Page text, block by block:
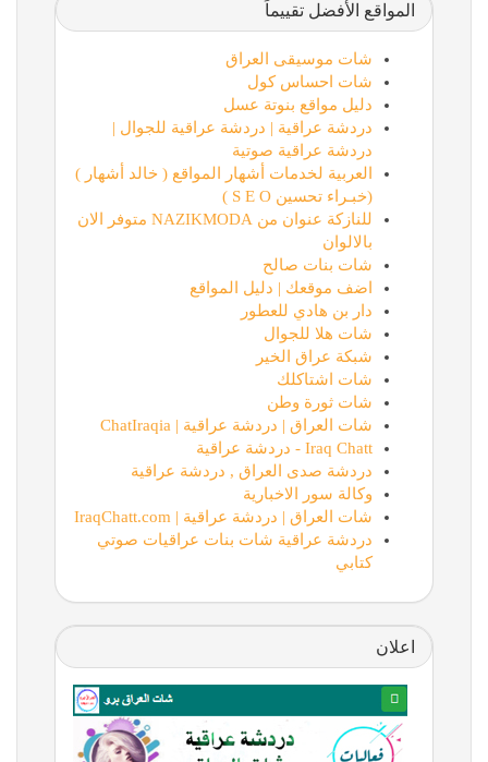
المواقع الأفضل تقييماً
شات موسيقى العراق
شات احساس كول
دليل مواقع بنوتة عسل
دردشة عراقية | دردشة عراقية للجوال |
دردشة عراقية صوتية
العربية لخدمات أشهار المواقع ( خالد أشهار )
(خبـراء تحسين S E O )
للنازكة عنوان من NAZIKMODA متوفر الان
بالالوان
شات بنات صالح
اضف موقعك | دليل المواقع
دار بن هادي للعطور
شات هلا للجوال
شبكة عراق الخير
شات اشتاكلك
شات ثورة وطن
شات العراق | دردشة عراقية | ChatIraqia
Iraq Chatt - دردشة عراقية
دردشة صدى العراق , دردشة عراقية
وكالة سور الاخبارية
شات العراق | دردشة عراقية | IraqChatt.com
دردشة عراقية شات بنات عراقيات صوتي
كتابي
اعلان